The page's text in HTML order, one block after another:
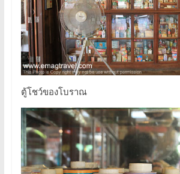
ตู้โชว์ของโบราณ